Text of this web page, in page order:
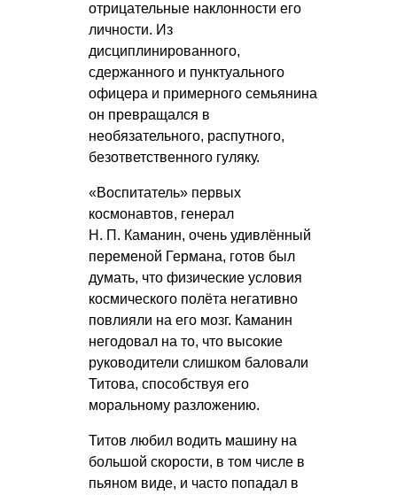
отрицательные наклонности его
личности. Из
дисциплинированного,
сдержанного и пунктуального
офицера и примерного семьянина
он превращался в
необязательного, распутного,
безответственного гуляку.
«Воспитатель» первых
космонавтов, генерал
Н. П. Каманин, очень удивлённый
переменой Германа, готов был
думать, что физические условия
космического полёта негативно
повлияли на его мозг. Каманин
негодовал на то, что высокие
руководители слишком баловали
Титова, способствуя его
моральному разложению.
Титов любил водить машину на
большой скорости, в том числе в
пьяном виде, и часто попадал в